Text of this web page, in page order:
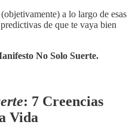
a lo largo de esas
de que te vaya bien
No Solo Suerte.
: 7 Creencias
Vida